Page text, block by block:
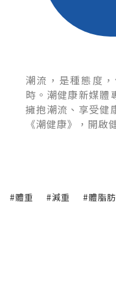
潮流，是種態度
時。潮健康新媒體
擁抱潮流、享受健
《潮健康》，開啟
#體重 #減重 #體脂肪